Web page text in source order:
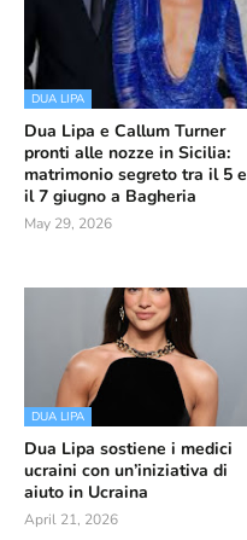
DUA LIPA
Dua Lipa e Callum Turner
pronti alle nozze in Sicilia:
matrimonio segreto tra il 5 e
il 7 giugno a Bagheria
May 29, 2026
DUA LIPA
Dua Lipa sostiene i medici
ucraini con un’iniziativa di
aiuto in Ucraina
April 21, 2026